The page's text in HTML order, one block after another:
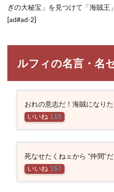
ぎの大秘宝」を見つけて「海賊王
[ad#ad-2]
ルフィの名言・名
おれの意志だ！海賊になり
いいね 115
死なせたくねェから “仲間”
いいね 157